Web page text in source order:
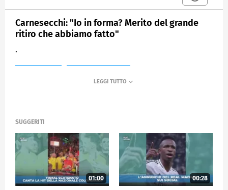
Carnesecchi: "Io in forma? Merito del grande
ritiro che abbiamo fatto"
.
SUGGERITI
01:00 00:28